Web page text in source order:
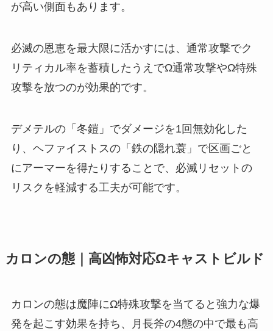
が高い側面もあります。
必滅の恩恵を最大限に活かすには、通常攻撃でク
リティカル率を蓄積したうえでΩ通常攻撃やΩ特殊
攻撃を放つのが効果的です。
デメテルの「冬鎧」でダメージを1回無効化した
り、ヘファイストスの「鉄の隠れ蓑」で区画ごと
にアーマーを得たりすることで、必滅リセットの
リスクを軽減する工夫が可能です。
カロンの態｜高凶怖対応Ωキャストビルド
カロンの態は魔陣にΩ特殊攻撃を当てると強力な爆
発を起こす効果を持ち、月長斧の4態の中で最も高